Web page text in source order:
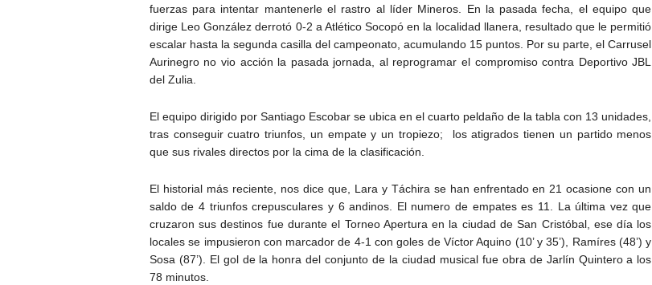
fuerzas para intentar mantenerle el rastro al líder Mineros. En la pasada fecha, el equipo que
dirige Leo González derrotó 0-2 a Atlético Socopó en la localidad llanera, resultado que le permitió
escalar hasta la segunda casilla del campeonato, acumulando 15 puntos. Por su parte, el Carrusel
Aurinegro no vio acción la pasada jornada, al reprogramar el compromiso contra Deportivo JBL
del Zulia.
El equipo dirigido por Santiago Escobar se ubica en el cuarto peldaño de la tabla con 13 unidades,
tras conseguir cuatro triunfos, un empate y un tropiezo; los atigrados tienen un partido menos
que sus rivales directos por la cima de la clasificación.
El historial más reciente, nos dice que, Lara y Táchira se han enfrentado en 21 ocasione con un
saldo de 4 triunfos crepusculares y 6 andinos. El numero de empates es 11. La última vez que
cruzaron sus destinos fue durante el Torneo Apertura en la ciudad de San Cristóbal, ese día los
locales se impusieron con marcador de 4-1 con goles de Víctor Aquino (10’ y 35’), Ramíres (48’) y
Sosa (87’). El gol de la honra del conjunto de la ciudad musical fue obra de Jarlín Quintero a los
78 minutos.